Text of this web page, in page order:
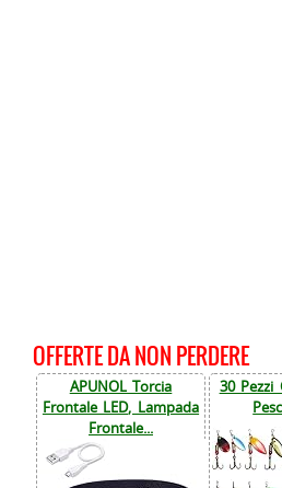
OFFERTE DA NON PERDERE
APUNOL Torcia
Frontale LED, Lampada
Frontale...
30 Pezzi